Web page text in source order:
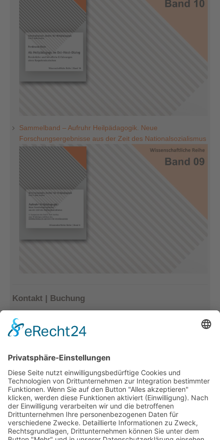
Sammelband – Aufruhr Heilpädagogik. Neue
Forschungsergebnisse aus der Zeit des Nationalsozialismus
Kontakt | Buchung
Tel.: 033477–548940
info@archiv-heilpaedagogik.de
Kommende Veranstaltungen
INTERNATIONALES ARCHIV
FÜR HEILPÄDAGOGIK
Emil E. Kobi Institut